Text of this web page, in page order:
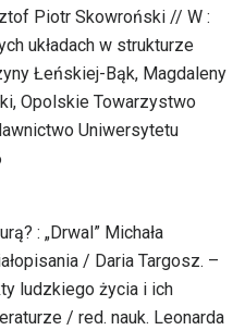
Piotr Skowroński // W :
układach w strukturze
Łeńskiej-Bąk, Magdaleny
Opolskie Towarzystwo
Uniwersytetu
: „Drwal” Michała
/ Daria Targosz. –
ludzkiego życia i ich
/ red. nauk. Leonarda